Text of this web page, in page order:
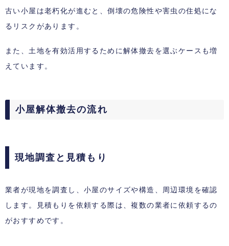
古い小屋は老朽化が進むと、倒壊の危険性や害虫の住処にな
るリスクがあります。
また、土地を有効活用するために解体撤去を選ぶケースも増
えています。
小屋解体撤去の流れ
現地調査と見積もり
業者が現地を調査し、小屋のサイズや構造、周辺環境を確認
します。見積もりを依頼する際は、複数の業者に依頼するの
がおすすめです。